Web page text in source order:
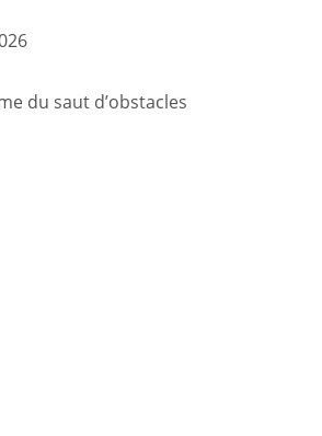
du saut d’obstacles